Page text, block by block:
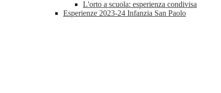
L'orto a scuola: esperienza condivisa
Esperienze 2023-24 Infanzia San Paolo